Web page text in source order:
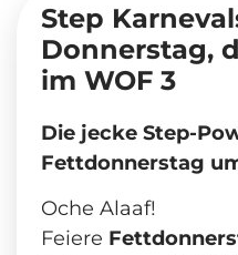
Step
Donnerstag,
im WOF 3
Die jecke Step-
Fettdonnerstag
Oche Alaaf!
Feiere